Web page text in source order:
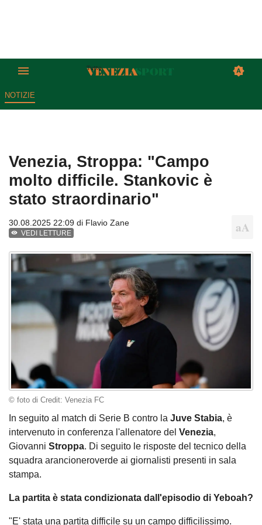
NOTIZIE
Venezia, Stroppa: "Campo
molto difficile. Stankovic è
stato straordinario"
30.08.2025 22:09 di Flavio Zane
VEDI LETTURE
© foto di Credit: Venezia FC
In seguito al match di Serie B contro la Juve Stabia, è
intervenuto in conferenza l'allenatore del Venezia,
Giovanni Stroppa. Di seguito le risposte del tecnico della
squadra arancioneroverde ai giornalisti presenti in sala
stampa.
La partita è stata condizionata dall'episodio di Yeboah?
"E' stata una partita difficile su un campo difficilissimo.